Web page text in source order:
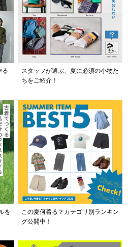
る
スタッフが選ぶ、夏に必須の小物た
ちをご紹介！
を
この夏何着る？カテゴリ別ランキン
グ公開中！